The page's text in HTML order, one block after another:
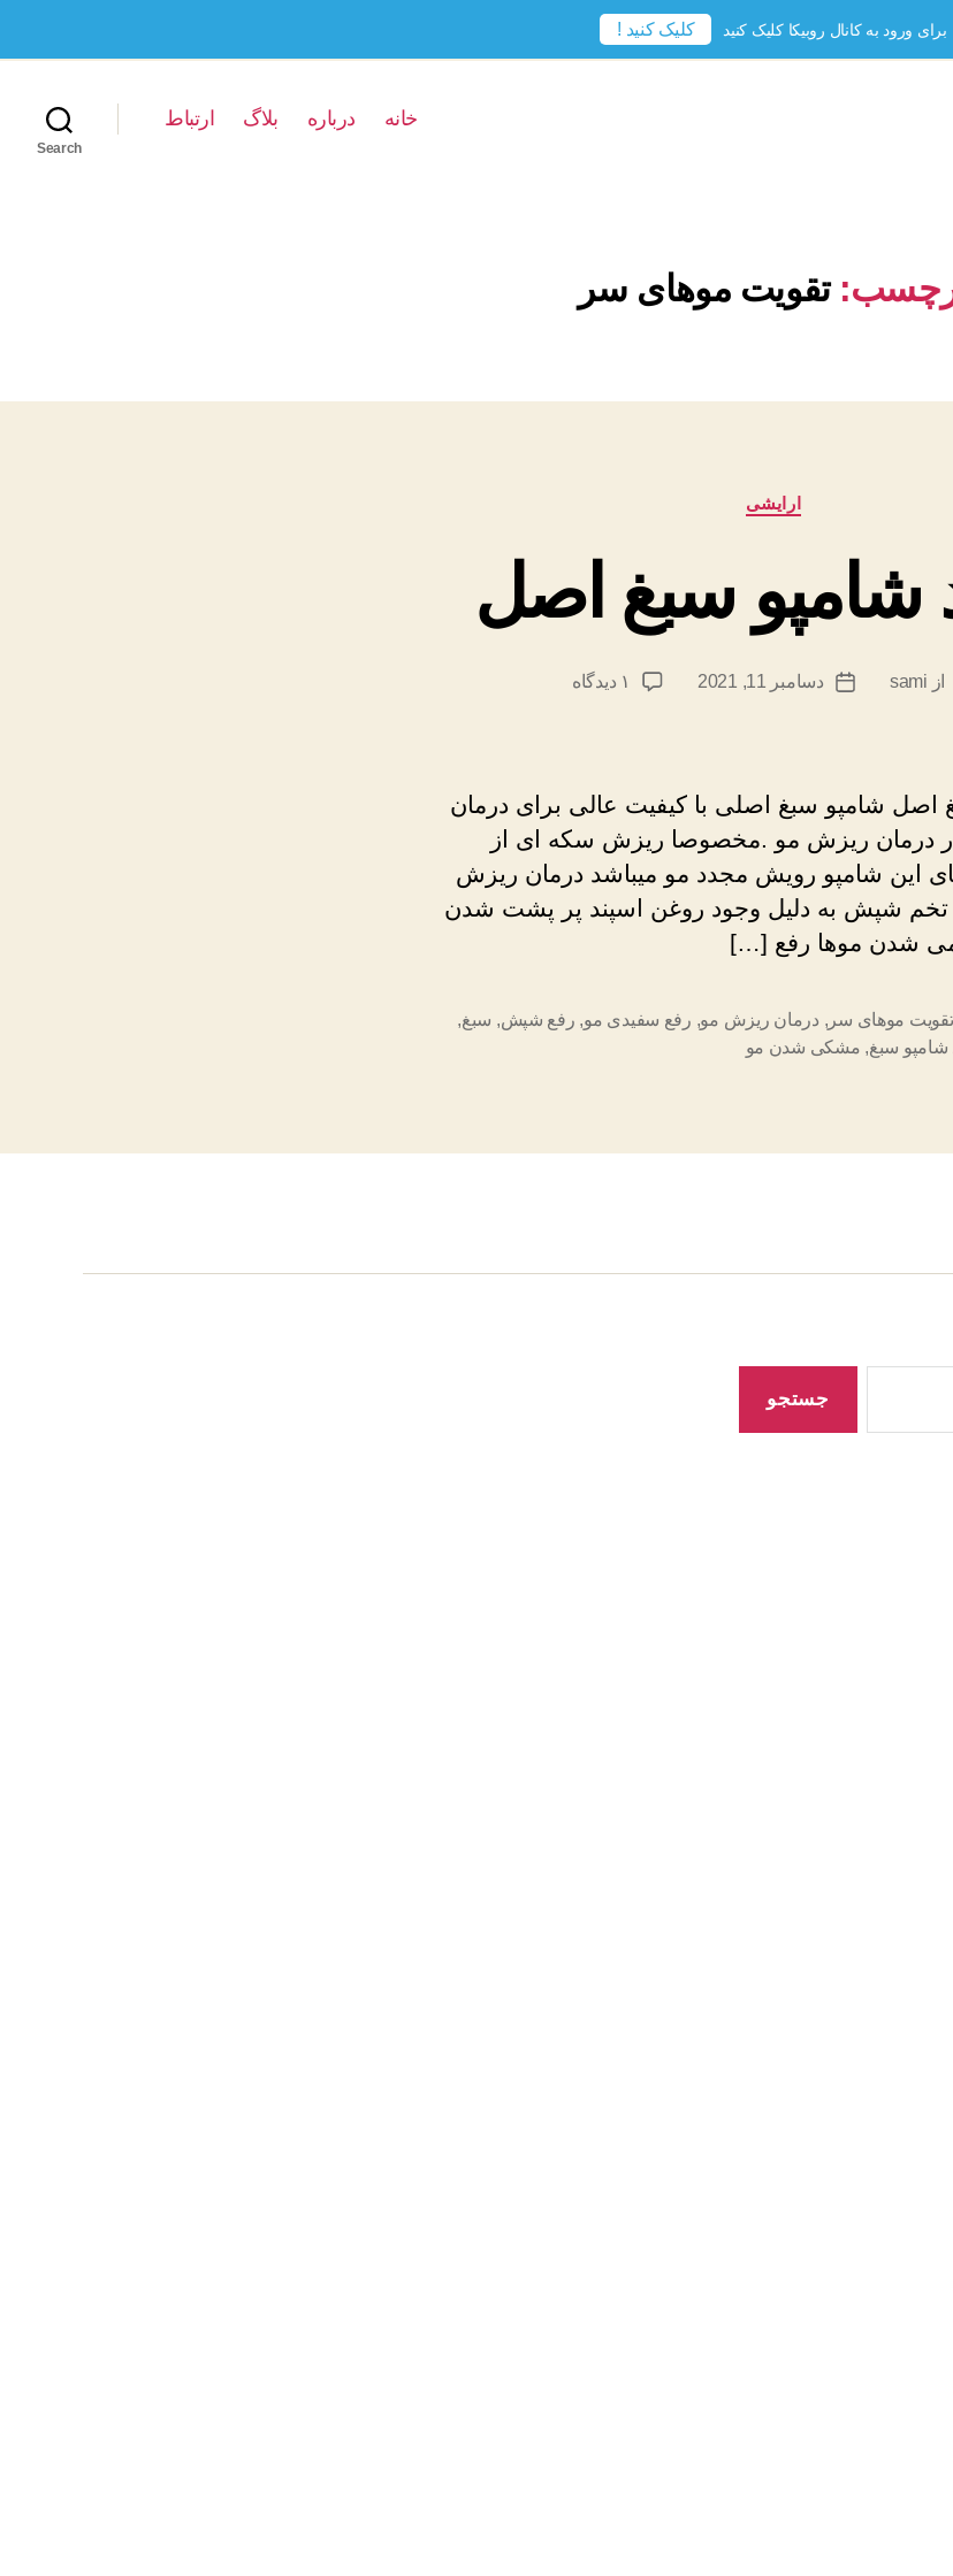
خانه درباره بلاگ ارتباط
Search
تقویت موهای سر
دسته‌هاارایشی
شامپو سبغ اصل
از sami
تاریخدسامبر 11, 2021 ۱ دیدگاه
برای
اصل شامپو سبغ اصلی با کیفیت عالی برای درمان
درمان ریزش مو .مخصوصا ریزش سکه ای از
این شامپو رویش مجدد مو میباشد درمان ریزش
شپش به دلیل وجود روغن اسپند پر پشت شدن
شدن موها رفع […]
تقویت موهای سر , درمان ریزش مو, رفع سفیدی مو, رفع شپش, سبغ,
شامپو سبغ, مشکی شدن مو
برای ورود به کانال روبیکا کلیک کنید کلیک کنید !